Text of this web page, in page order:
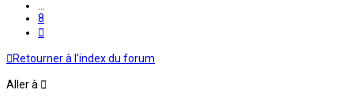
8
Retourner à l’index du forum
Aller à